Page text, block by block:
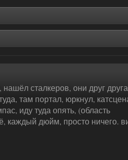
сталкеров, они друг друга
там портал, юркнул,
иду туда опять, (область
каждый дюйм, просто ничего.